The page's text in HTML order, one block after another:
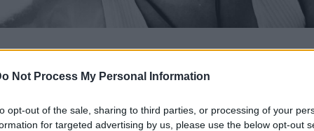
Not Process My Personal Information
opt-out of the sale, sharing to third parties, or processing of your
for targeted advertising by us, please use the below opt-out
και Δραστήρια
πολιτισμό, τον αθλητισμό, τα ταξίδια και τα ζώα. Όπου κι αν
δημιούργησε όμορφες παρέες και έκανε φίλους,